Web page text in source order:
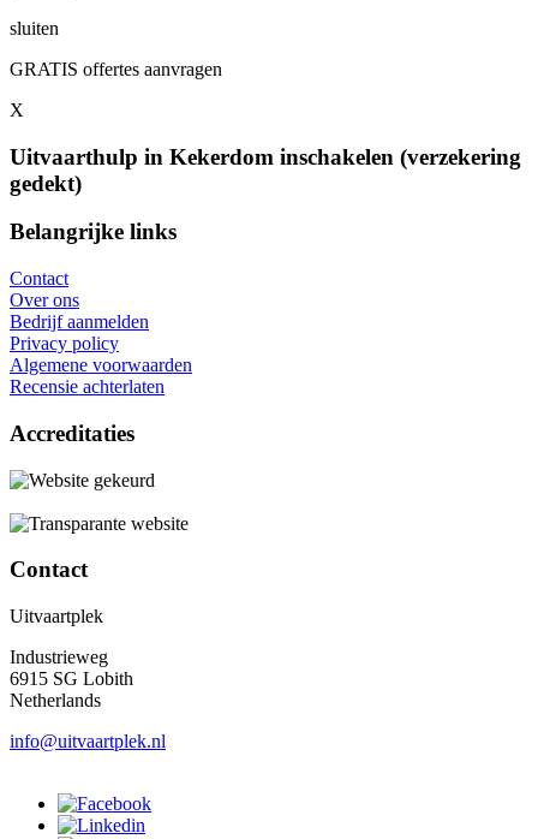
sluiten
GRATIS offertes aanvragen
X
Uitvaarthulp in Kekerdom inschakelen (verzekering
gedekt)
Belangrijke links
Contact
Over ons
Bedrijf aanmelden
Privacy policy
Algemene voorwaarden
Recensie achterlaten
Accreditaties
Contact
Uitvaartplek
Industrieweg
6915 SG Lobith
Netherlands
info@uitvaartplek.nl